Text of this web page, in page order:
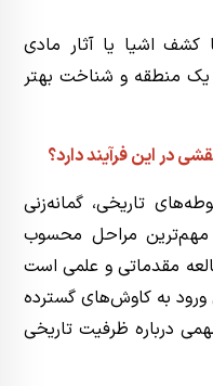
کشف اشیا یا آثار مادی
یک منطقه و شناخت بهتر
در این فرآیند دارد؟
تاریخی، گمانه‌زنی
مهم‌ترین مراحل محسوب
مقدماتی و علمی است
به کاوش‌های گسترده
درباره ظرفیت تاریخی